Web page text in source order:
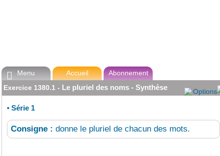
 Menu Accueil
Abonnement
Exercice 1380.1 - Le pluriel des noms - Synthèse Options
• Série 1
Consigne : donne le pluriel de chacun des mots.